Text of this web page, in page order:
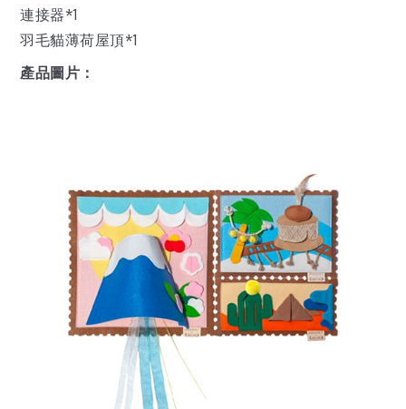
連接器*1
羽毛貓薄荷屋頂*1
產品圖片：